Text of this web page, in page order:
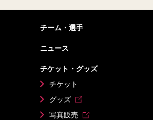
チーム・選手
ニュース
チケット・グッズ
チケット
グッズ
写真販売